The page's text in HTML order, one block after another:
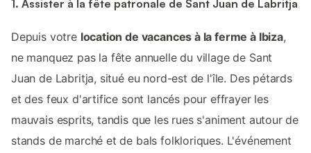
1. Assister à la fête patronale de Sant Juan de Labritja
Depuis votre location de vacances à la ferme à Ibiza,
ne manquez pas la fête annuelle du village de Sant
Juan de Labritja, situé eu nord-est de l'île. Des pétards
et des feux d'artifice sont lancés pour effrayer les
mauvais esprits, tandis que les rues s'animent autour de
stands de marché et de bals folkloriques. L'événement